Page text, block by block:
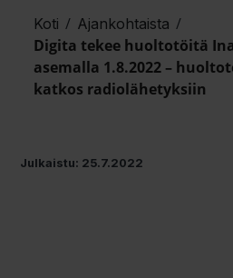
Koti / Ajankohtaista /
Digita tekee huoltotöitä
asemalla 1.8.2022 –
katkos radiolähetyksiin
Julkaistu: 25.7.2022